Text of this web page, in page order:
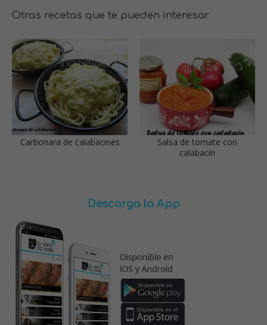
Otras recetas que te pueden interesar
Carbonara de calabacines
Salsa de tomate con
calabacín
Descarga la App